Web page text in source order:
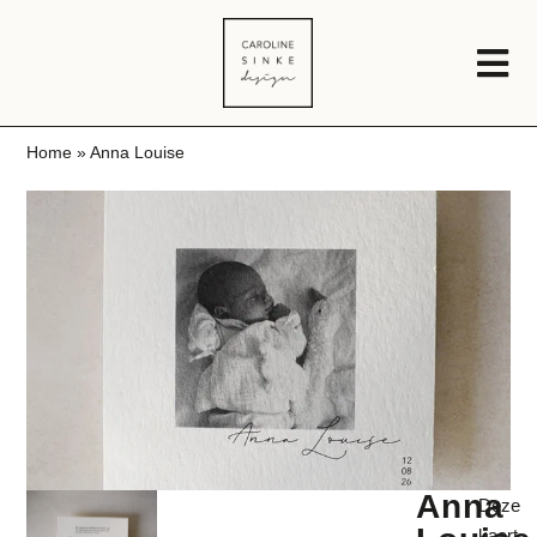
Home »Anna Louise
Anna
Deze